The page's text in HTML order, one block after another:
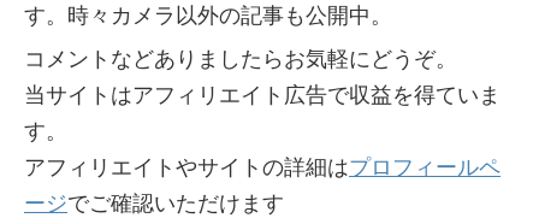
す。時々カメラ以外の記事も公開中。
コメントなどありましたらお気軽にどうぞ。
当サイトはアフィリエイト広告で収益を得ていま
す。
アフィリエイトやサイトの詳細はプロフィールペ
ージでご確認いただけます